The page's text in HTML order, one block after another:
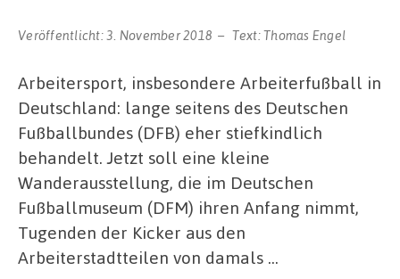
Veröffentlicht:3. November 2018 Text:Thomas Engel
Arbeitersport, insbesondere Arbeiterfußball in
Deutschland: lange seitens des Deutschen
Fußballbundes (DFB) eher stiefkindlich
behandelt. Jetzt soll eine kleine
Wanderausstellung, die im Deutschen
Fußballmuseum (DFM) ihren Anfang nimmt,
Tugenden der Kicker aus den
Arbeiterstadtteilen von damals …